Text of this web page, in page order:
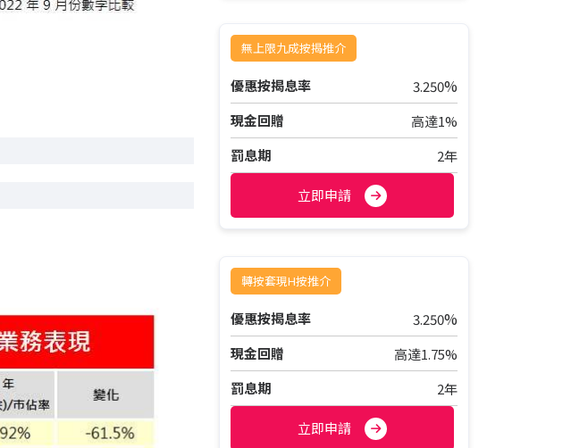
無上限九成按揭推介
優惠按揭息率 3.250%
現金回贈
高達1%
罰息期
2年
立即申請
轉按套現H按推介
優惠按揭息率 3.250%
現金回贈
高達1.75%
罰息期
2年
立即申請